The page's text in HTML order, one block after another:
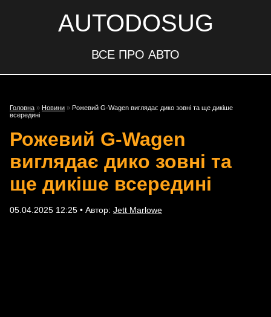
AUTODOSUG
ВСЕ ПРО АВТО
Головна » Новини » Рожевий G-Wagen виглядає дико зовні та ще дикіше
всередині
Рожевий G-Wagen
виглядає дико зовні та
ще дикіше всередині
05.04.2025 12:25 • Автор: Jett Marlowe